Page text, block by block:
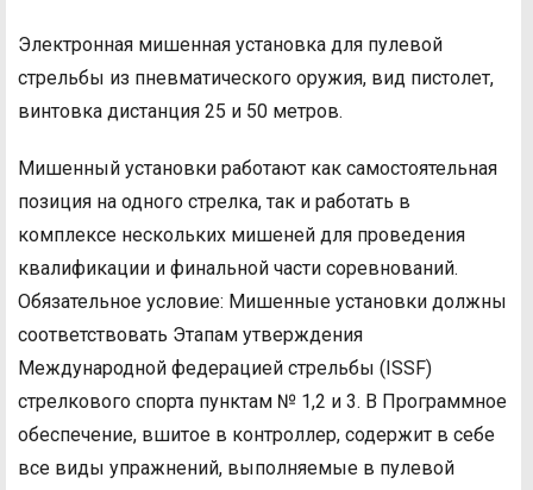
Электронная мишенная установка для пулевой
стрельбы из пневматического оружия, вид пистолет,
винтовка дистанция 25 и 50 метров.
Мишенный установки работают как самостоятельная
позиция на одного стрелка, так и работать в
комплексе нескольких мишеней для проведения
квалификации и финальной части соревнований.
Обязательное условие: Мишенные установки должны
соответствовать Этапам утверждения
Международной федерацией стрельбы (ISSF)
стрелкового спорта пунктам № 1,2 и 3. В Программное
обеспечение, вшитое в контроллер, содержит в себе
все виды упражнений, выполняемые в пулевой